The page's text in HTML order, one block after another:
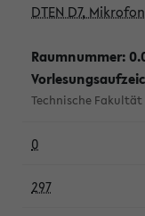
DTEN D7,
Raumnummer:
Technische Fakultät
0
297